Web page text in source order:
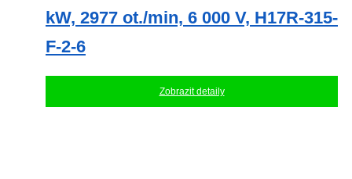
kW, 2977 ot./min, 6 000 V, H17R-315-
F-2-6
Zobrazit detaily